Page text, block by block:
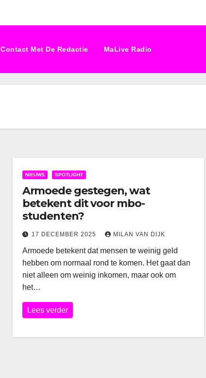
Contact Met De Redactie MaLive Radio
NIEUWS SPOTLIGHT
Armoede gestegen, wat
betekent dit voor mbo-
studenten?
17 DECEMBER 2025 MILAN VAN DIJK
Armoede betekent dat mensen te weinig geld
hebben om normaal rond te komen. Het gaat dan
niet alleen om weinig inkomen, maar ook om
het…
Lees verder